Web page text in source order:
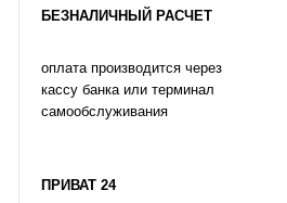
БЕЗНАЛИЧНЫЙ РАСЧЕТ
оплата производится через
кассу банка или терминал
самообслуживания
ПРИВАТ 24